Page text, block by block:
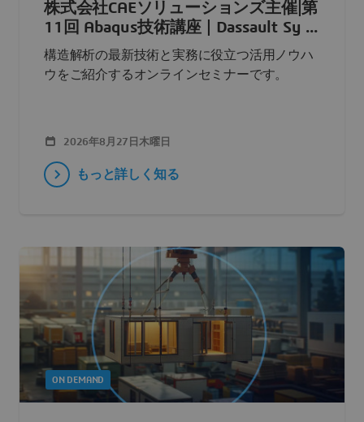
株式会社CAEソリューションズ主催|第
11回 Abaqus技術講座 | Dassault Sy ...
構造解析の最新技術と実務に役立つ活用ノウハ
ウをご紹介するオンラインセミナーです。
2026年8月27日木曜日
もっと詳しく知る
ON DEMAND